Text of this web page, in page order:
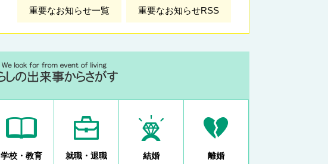
重要なお知らせ一覧 重要なお知らせRSS
学校・教育 就職・退職 結婚 離婚